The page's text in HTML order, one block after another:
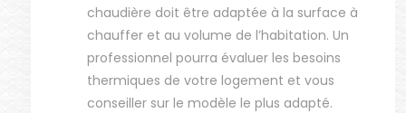
chaudière doit être adaptée à la surface à
chauffer et au volume de l’habitation. Un
professionnel pourra évaluer les besoins
thermiques de votre logement et vous
conseiller sur le modèle le plus adapté.